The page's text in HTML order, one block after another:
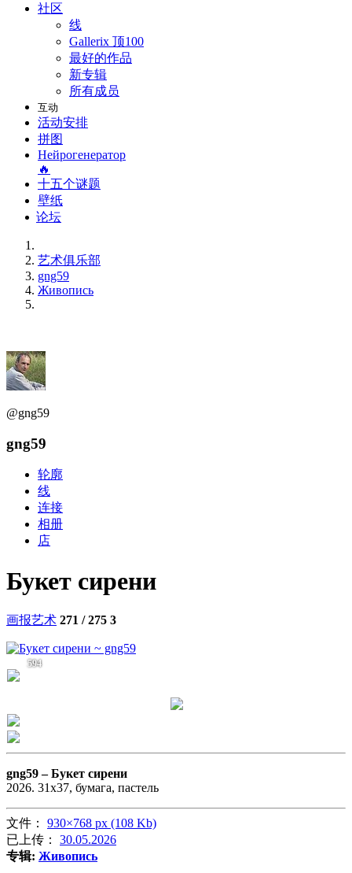
社区
线
Gallerix 顶100
最好的作品
新专辑
所有成员
互动
活动安排
拼图
Нейрогенератор
🔥
十五个谜题
壁纸
论坛
艺术俱乐部
gng59
Живопись
@gng59
gng59
轮廓
线
连接
相册
店
Букет сирени
画报艺术 271 / 275 3
594
gng59 –Букет сирени
2026. 31х37, бумага, пастель
文件： 930×768 px (108 Kb)
已上传： 30.05.2026
专辑: Живопись